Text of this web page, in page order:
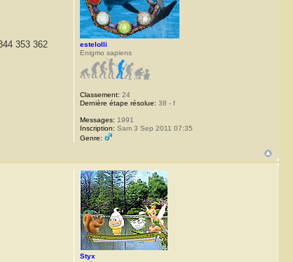
353 362
estelolli
Enigmo sapiens
Classement: 24
Dernière étape résolue: 38 - f
Messages: 1991
Inscription: Sam 3 Sep 2011 07:35
Genre:
Styx